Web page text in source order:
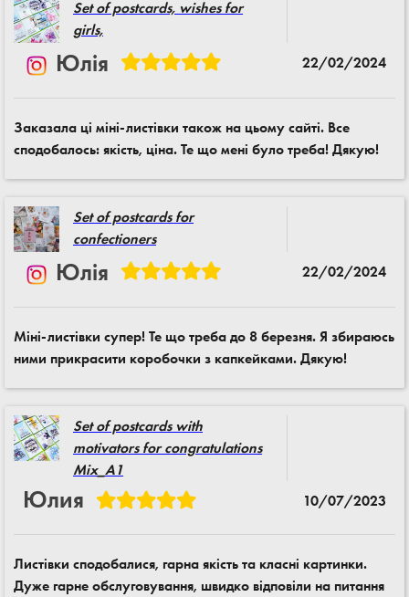
Set of postcards, wishes for
girls,
Юлія 22/02/2024
Заказала ці міні-листівки також на цьому сайті. Все
сподобалось: якість, ціна. Те що мені було треба! Дякую!
Set of postcards for
confectioners
Юлія 22/02/2024
Міні-листівки супер! Те що треба до 8 березня. Я збираюсь
ними прикрасити коробочки з капкейками. Дякую!
Set of postcards with
motivators for congratulations
Mix_A1
Юлия 10/07/2023
Листівки сподобалися, гарна якість та класні картинки.
Дуже гарне обслуговування, швидко відповіли на питання